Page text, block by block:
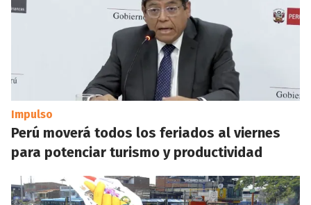
Impulso
Perú moverá todos los feriados al viernes
para potenciar turismo y productividad